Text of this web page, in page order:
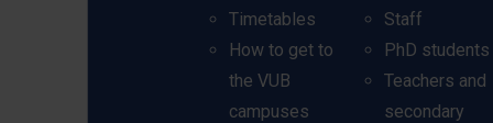
Timetables
How to get to
the VUB
campuses
Staff
PhD students
Teachers and
secondary